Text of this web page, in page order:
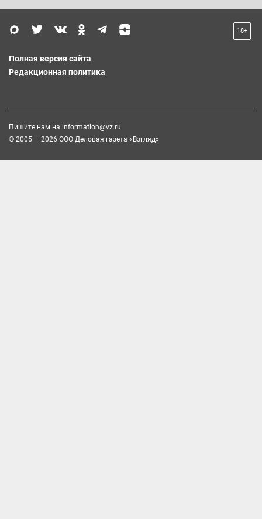
18+
Полная версия сайта
Редакционная политика
Пишите нам на information@vz.ru
© 2005 — 2026 ООО Деловая газета «Взгляд»